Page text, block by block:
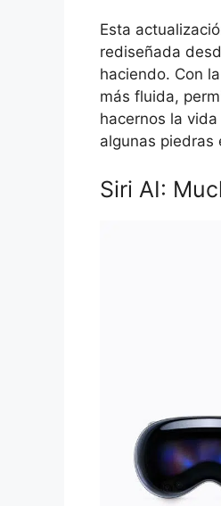
Esta
rediseñada
haciendo. Con
más fluida,
hacernos la
algunas piedras
Siri AI: